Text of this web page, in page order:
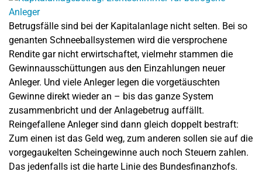
Betrugsfälle sind bei der Kapitalanlage nicht selten. Bei so
genanten Schneeballsystemen wird die versprochene
Rendite gar nicht erwirtschaftet, vielmehr stammen die
Gewinnausschüttungen aus den Einzahlungen neuer
Anleger. Und viele Anleger legen die vorgetäuschten
Gewinne direkt wieder an – bis das ganze System
zusammenbricht und der Anlagebetrug auffällt.
Reingefallene Anleger sind dann gleich doppelt bestraft:
Zum einen ist das Geld weg, zum anderen sollen sie auf die
vorgegaukelten Scheingewinne auch noch Steuern zahlen.
Das jedenfalls ist die harte Linie des Bundesfinanzhofs.